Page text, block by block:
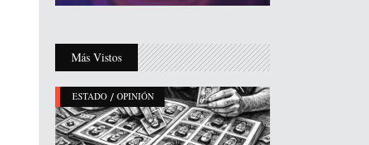
Más Vistos
ESTADO / OPINIÓN